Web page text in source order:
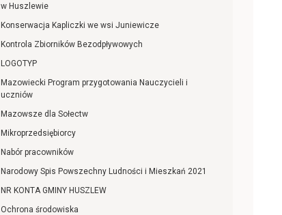
w Huszlewie
Konserwacja Kapliczki we wsi Juniewicze
Kontrola Zbiorników Bezodpływowych
LOGOTYP
Mazowiecki Program przygotowania Nauczycieli i
uczniów
Mazowsze dla Sołectw
Mikroprzedsiębiorcy
Nabór pracowników
Narodowy Spis Powszechny Ludności i Mieszkań 2021
NR KONTA GMINY HUSZLEW
Ochrona środowiska